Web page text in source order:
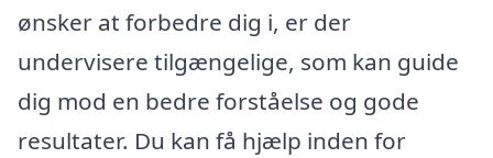
ønsker at forbedre dig i, er der
undervisere tilgængelige, som kan guide
dig mod en bedre forståelse og gode
resultater. Du kan få hjælp inden for